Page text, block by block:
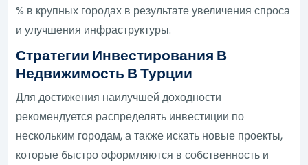
% в крупных городах в результате увеличения спроса
и улучшения инфраструктуры.
Стратегии Инвестирования В
Недвижимость В Турции
Для достижения наилучшей доходности
рекомендуется распределять инвестиции по
нескольким городам, а также искать новые проекты,
которые быстро оформляются в собственность и